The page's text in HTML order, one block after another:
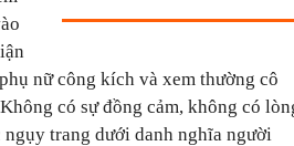
nữ công kích và xem thường cô
có sự đồng cảm, không có
trang dưới danh nghĩa người